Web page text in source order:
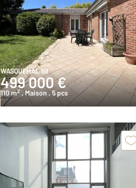
WASQUEHAL 59
499 000 €
110 m2 , Maison , 5 pcs